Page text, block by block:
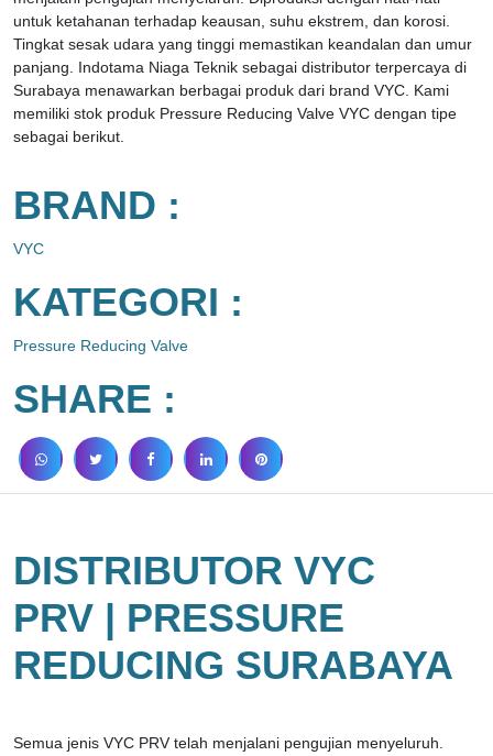
untuk ketahanan terhadap keausan, suhu ekstrem, dan korosi.
Tingkat sesak udara yang tinggi memastikan keandalan dan umur
panjang. Indotama Niaga Teknik sebagai distributor terpercaya di
Surabaya menawarkan berbagai produk dari brand VYC. Kami
memiliki stok produk Pressure Reducing Valve VYC dengan tipe
sebagai berikut.
BRAND :
VYC
KATEGORI :
Pressure Reducing Valve
SHARE :
DISTRIBUTOR VYC
PRV | PRESSURE
REDUCING SURABAYA
Semua jenis VYC PRV telah menjalani pengujian menyeluruh.